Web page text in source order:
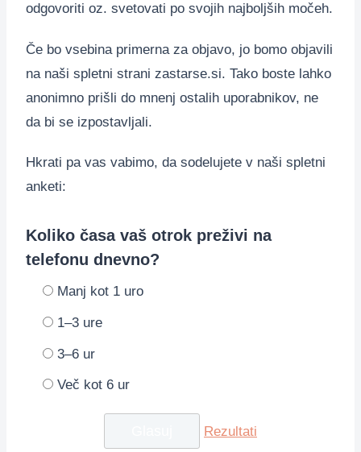
odgovoriti oz. svetovati po svojih najboljših močeh.
Če bo vsebina primerna za objavo, jo bomo objavili
na naši spletni strani zastarse.si. Tako boste lahko
anonimno prišli do mnenj ostalih uporabnikov, ne
da bi se izpostavljali.
Hkrati pa vas vabimo, da sodelujete v naši spletni
anketi:
Koliko časa vaš otrok preživi na
telefonu dnevno?
Manj kot 1 uro
1–3 ure
3–6 ur
Več kot 6 ur
Rezultati